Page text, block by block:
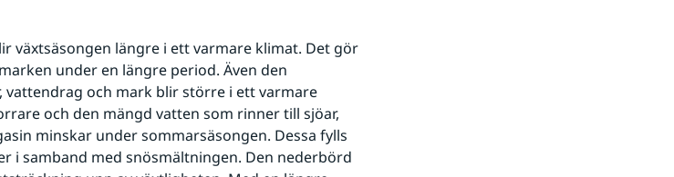
växtsäsongen längre i ett varmare klimat. Det gör
under en längre period. Även den
vattendrag och mark blir större i ett varmare
och den mängd vatten som rinner till sjöar,
minskar under sommarsäsongen. Dessa fylls
i samband med snösmältningen. Den nederbörd